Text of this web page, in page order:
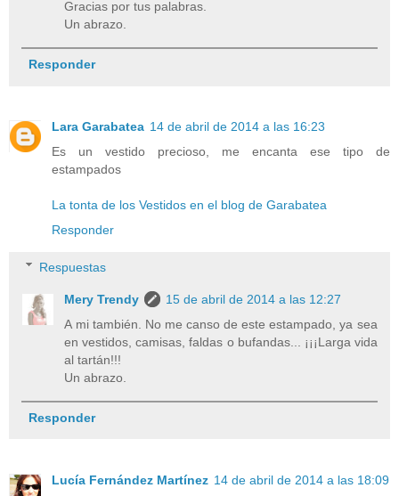
Gracias por tus palabras.
Un abrazo.
Responder
Lara Garabatea 14 de abril de 2014 a las 16:23
Es un vestido precioso, me encanta ese tipo de
estampados
La tonta de los Vestidos en el blog de Garabatea
Responder
Respuestas
Mery Trendy
15 de abril de 2014 a las 12:27
A mi también. No me canso de este estampado, ya sea
en vestidos, camisas, faldas o bufandas... ¡¡¡Larga vida
al tartán!!!
Un abrazo.
Responder
Lucía Fernández Martínez 14 de abril de 2014 a las 18:09